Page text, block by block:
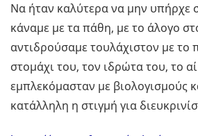
Να ήταν καλύτερα να μην υπήρχε
κάναμε με τα πάθη, με το άλογο
αντιδρούσαμε τουλάχιστον με
στομάχι του, τον ιδρώτα του, το
εμπλεκόμασταν με βιολογισμούς
κατάλληλη η στιγμή για